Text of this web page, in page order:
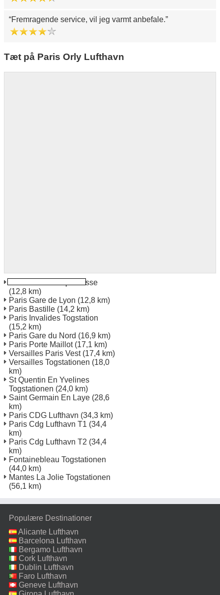
Fremragende service, vil jeg varmt anbefale.
Tæt på Paris Orly Lufthavn
Paris Gare Montparnasse
(12,8 km)
Paris Gare de Lyon (12,8 km)
Paris Bastille (14,2 km)
Paris Invalides Togstation
(15,2 km)
Paris Gare du Nord (16,9 km)
Paris Porte Maillot(17,1 km)
Versailles Paris Vest(17,4 km)
Versailles Togstationen (18,0
km)
St Quentin En Yvelines
Togstationen (24,0 km)
Saint Germain En Laye (28,6
km)
Paris CDG Lufthavn (34,3 km)
Paris Cdg Lufthavn T1 (34,4
km)
Paris Cdg Lufthavn T2 (34,4
km)
Fontainebleau Togstationen
(44,0 km)
Mantes La Jolie Togstationen
(56,1 km)
Populære Destinationer
Alicante Lufthavn
Barcelona Lufthavn
Bergamo Lufthavn
Cork Lufthavn
Dublin Lufthavn
Faro Lufthavn
Geneve Lufthavn